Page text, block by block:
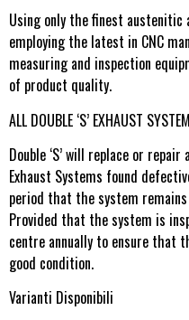
Using only the finest
employing the latest in CNC
measuring and inspection
of product quality.
ALL DOUBLE ‘S’ EXHAUST
Double ‘S’ will replace or
Exhaust Systems found
period that the system
Provided that the system is
centre annually to ensure that
good condition.
Varianti Disponibili